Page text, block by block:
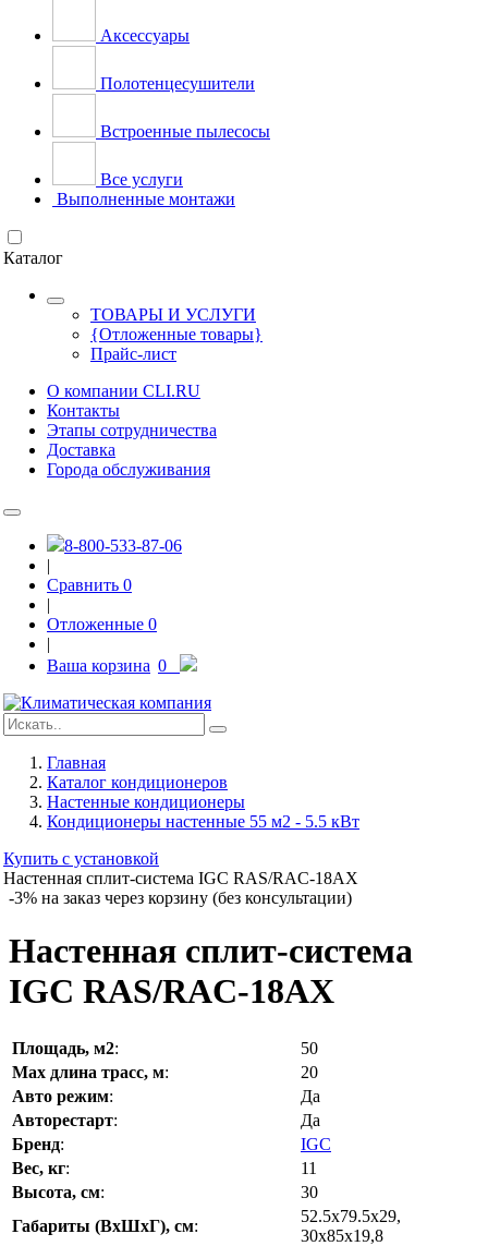
Аксессуары
Полотенцесушители
Встроенные пылесосы
Все услуги
Выполненные монтажи
Каталог
ТОВАРЫ И УСЛУГИ
{Отложенные товары}
Прайс-лист
О компании CLI.RU
Контакты
Этапы сотрудничества
Доставка
Города обслуживания
8-800-533-87-06
|
Сравнить 0
|
Отложенные 0
|
Ваша корзина 0
Главная
Каталог кондиционеров
Настенные кондиционеры
Кондиционеры настенные 55 м2 - 5.5 кВт
Купить с установкой
Настенная сплит-система IGC RAS/RAC-18AX
-3% на заказ через корзину (без консультации)
Настенная сплит-система
IGC RAS/RAC-18AX
Площадь, м2:
50
Max длина трасс, м:
20
Авто режим:
Да
Авторестарт:
Да
Бренд:
IGC
Вес, кг:
11
Высота, см:
30
Габариты (ВхШхГ), см:
52.5х79.5х29,
30х85х19,8